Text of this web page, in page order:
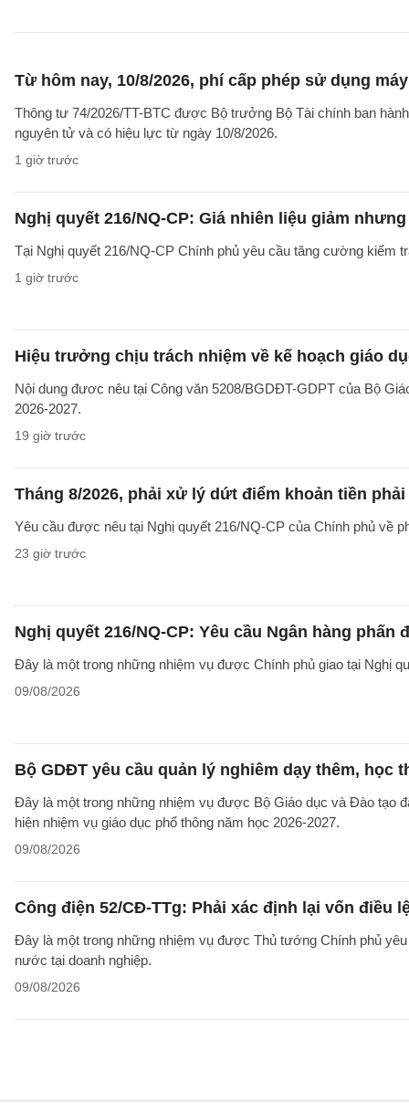
Từ hôm nay, 10/8/2026, phí cấp phép sử dụng
Thông tư 74/2026/TT-BTC được Bộ trưởng Bộ Tài chính ban
nguyên tử và có hiệu lực từ ngày 10/8/2026.
1 giờ trước
Nghị quyết 216/NQ-CP: Giá nhiên liệu giảm
Tại Nghị quyết 216/NQ-CP Chính phủ yêu cầu tăng cường kiểm
1 giờ trước
Hiệu trưởng chịu trách nhiệm về kế hoạch giáo
Nội dung đươc nêu tại Công văn 5208/BGDĐT-GDPT của Bộ
2026-2027.
19 giờ trước
Tháng 8/2026, phải xử lý dứt điểm khoản tiền
Yêu cầu được nêu tại Nghị quyết 216/NQ-CP của Chính phủ về
23 giờ trước
Nghị quyết 216/NQ-CP: Yêu cầu Ngân hàng phấn
Đây là một trong những nhiệm vụ được Chính phủ giao tại Nghị
09/08/2026
Bộ GDĐT yêu cầu quản lý nghiêm dạy thêm, học
Đây là một trong những nhiệm vụ được Bộ Giáo dục và Đào tạo
hiện nhiệm vụ giáo dục phổ thông năm học 2026-2027.
09/08/2026
Công điện 52/CĐ-TTg: Phải xác định lại vốn điều
Đây là một trong những nhiệm vụ được Thủ tướng Chính phủ
nước tại doanh nghiệp.
09/08/2026